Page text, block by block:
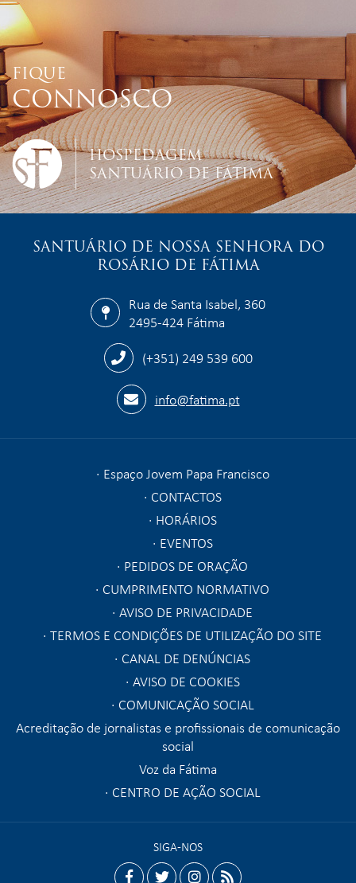
FIQUE
CONNOSCO
HOSPEDAGEM
SANTUÁRIO DE FÁTIMA
SANTUÁRIO DE NOSSA SENHORA DO
ROSÁRIO DE FÁTIMA
Rua de Santa Isabel, 360
2495-424 Fátima
(+351) 249 539 600
info@fatima.pt
Espaço Jovem Papa Francisco
CONTACTOS
HORÁRIOS
EVENTOS
PEDIDOS DE ORAÇÃO
CUMPRIMENTO NORMATIVO
AVISO DE PRIVACIDADE
TERMOS E CONDIÇÕES DE UTILIZAÇÃO DO SITE
CANAL DE DENÚNCIAS
AVISO DE COOKIES
COMUNICAÇÃO SOCIAL
Acreditação de jornalistas e profissionais de comunicação
social
Voz da Fátima
CENTRO DE AÇÃO SOCIAL
SIGA-NOS